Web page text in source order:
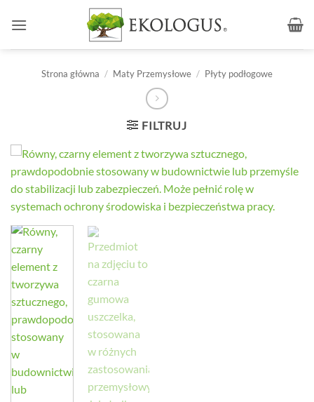
Strona główna / Maty Przemysłowe / Płyty podłogowe
FILTRUJ